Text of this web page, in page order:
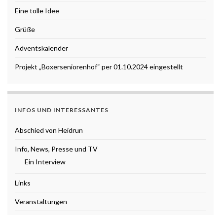
Eine tolle Idee
Grüße
Adventskalender
Projekt „Boxerseniorenhof“ per 01.10.2024 eingestellt
INFOS UND INTERESSANTES
Abschied von Heidrun
Info, News, Presse und TV
Ein Interview
Links
Veranstaltungen